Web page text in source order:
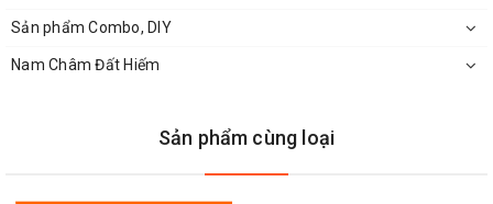
Sản phẩm Combo, DIY
Nam Châm Đất Hiếm
Sản phẩm cùng loại